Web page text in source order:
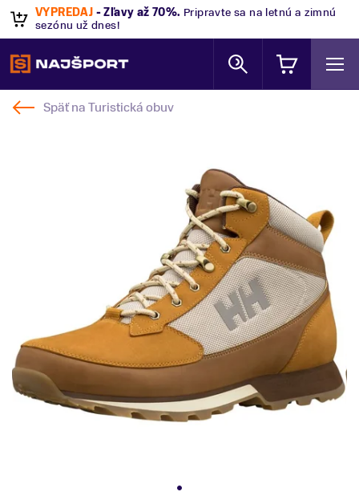
VÝPREDAJ - Zľavy až 70%. Pripravte sa na letnú a zimnú
sezónu už dnes!
Späť naTuristická obuv